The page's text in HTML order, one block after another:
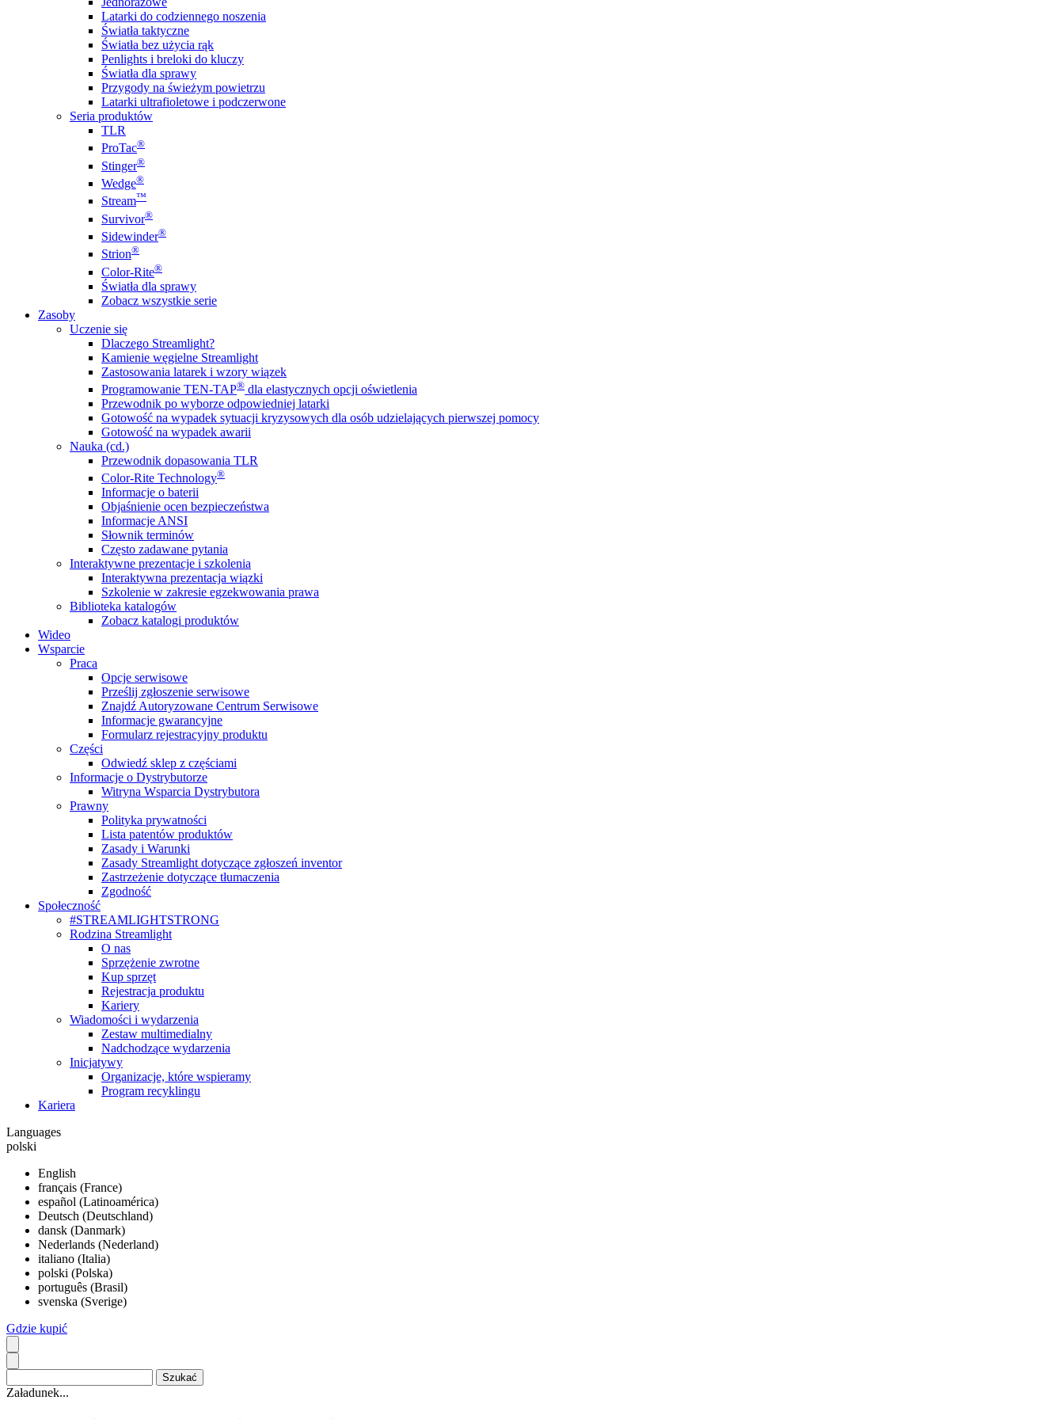
Latarki do codziennego noszenia
Światła taktyczne
Światła bez użycia rąk
Penlights i breloki do kluczy
Światła dla sprawy
Przygody na świeżym powietrzu
Latarki ultrafioletowe i podczerwone
Seria produktów
TLR
ProTac®
Stinger®
Wedge®
Stream™
Survivor®
Sidewinder®
Strion®
Color-Rite®
Światła dla sprawy
Zobacz wszystkie serie
Zasoby
Uczenie się
Dlaczego Streamlight?
Kamienie węgielne Streamlight
Zastosowania latarek i wzory wiązek
Programowanie TEN-TAP® dla elastycznych opcji oświetlenia
Przewodnik po wyborze odpowiedniej latarki
Gotowość na wypadek sytuacji kryzysowych dla osób udzielających pierwszej pomocy
Gotowość na wypadek awarii
Nauka (cd.)
Przewodnik dopasowania TLR
Color-Rite Technology®
Informacje o baterii
Objaśnienie ocen bezpieczeństwa
Informacje ANSI
Słownik terminów
Często zadawane pytania
Interaktywne prezentacje i szkolenia
Interaktywna prezentacja wiązki
Szkolenie w zakresie egzekwowania prawa
Biblioteka katalogów
Zobacz katalogi produktów
Wideo
Wsparcie
Praca
Opcje serwisowe
Prześlij zgłoszenie serwisowe
Znajdź Autoryzowane Centrum Serwisowe
Informacje gwarancyjne
Formularz rejestracyjny produktu
Części
Odwiedź sklep z częściami
Informacje o Dystrybutorze
Witryna Wsparcia Dystrybutora
Prawny
Polityka prywatności
Lista patentów produktów
Zasady i Warunki
Zasady Streamlight dotyczące zgłoszeń inventor
Zastrzeżenie dotyczące tłumaczenia
Zgodność
Społeczność
#STREAMLIGHTSTRONG
Rodzina Streamlight
O nas
Sprzężenie zwrotne
Kup sprzęt
Rejestracja produktu
Kariery
Wiadomości i wydarzenia
Zestaw multimedialny
Nadchodzące wydarzenia
Inicjatywy
Organizacje, które wspieramy
Program recyklingu
Kariera
Languages
polski
English
français (France)
español (Latinoamérica)
Deutsch (Deutschland)
dansk (Danmark)
Nederlands (Nederland)
italiano (Italia)
polski (Polska)
português (Brasil)
svenska (Sverige)
Gdzie kupić
Załadunek...